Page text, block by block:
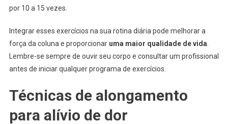
por 10 a 15 vezes.
Integrar esses exercícios na sua rotina diária pode melhorar a
força da coluna e proporcionar uma maior qualidade de vida
Lembre-se sempre de ouvir seu corpo e consultar um profissional
antes de iniciar qualquer programa de exercícios.
Técnicas de alongamento
para alívio de dor